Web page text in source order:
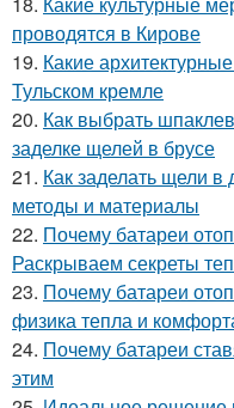
проводятся в Кирове
19. Какие
Тульском кремле
20. Как выбрать
заделке щелей в брусе
21. Как заделать щели
методы и материалы
22. Почему батареи
Раскрываем секреты
23. Почему батареи
физика тепла и
24. Почему батареи
этим